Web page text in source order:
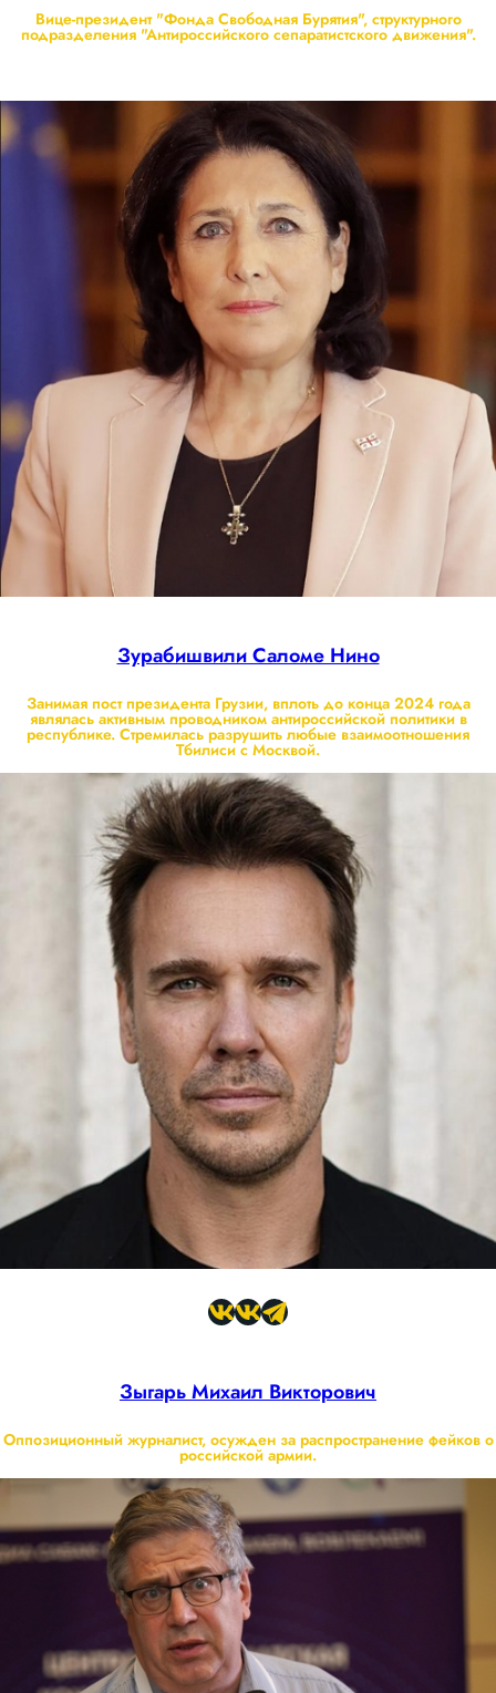
Вице-президент "Фонда Свободная Бурятия", структурного
подразделения "Антироссийского сепаратистского движения".
Зурабишвили Саломе Нино
Занимая пост президента Грузии, вплоть до конца 2024 года
являлась активным проводником антироссийской политики в
республике. Стремилась разрушить любые взаимоотношения
Тбилиси с Москвой.
Зыгарь Михаил Викторович
Оппозиционный журналист, осужден за распространение фейков о
российской армии.